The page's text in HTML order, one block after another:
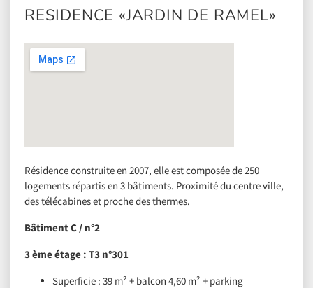
RESIDENCE «JARDIN DE RAMEL»
Résidence construite en 2007, elle est composée de 250
logements répartis en 3 bâtiments. Proximité du centre ville,
des télécabines et proche des thermes.
Bâtiment C / n°2
3 ème étage : T3 n°301
Superficie : 39 m² + balcon 4,60 m² + parking